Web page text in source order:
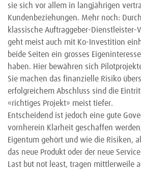
sie sich vor allem in langjährigen
Kundenbeziehungen. Mehr noch:
klassische Auftraggeber-Dienstleister-
geht meist auch mit Ko-Investition
beide Seiten ein grosses
haben. Hier bewähren sich
Sie machen das finanzielle Risiko
erfolgreichem Abschluss sind die
«richtiges Projekt» meist tiefer.
Entscheidend ist jedoch eine gute
vornherein Klarheit geschaffen
Eigentum gehört und wie die Risiken,
das neue Produkt oder der neue
Last but not least, tragen mittlerweile